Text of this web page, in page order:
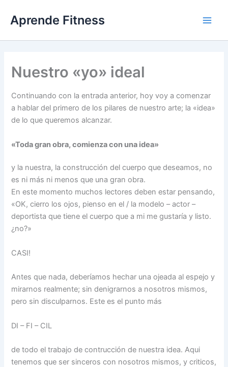
contenido
Aprende Fitness
Nuestro «yo» ideal
Continuando con la entrada anterior, hoy voy a comenzar
a hablar del primero de los pilares de nuestro arte; la «idea»
de lo que queremos alcanzar.
«Toda gran obra, comienza con una idea»
y la nuestra, la construcción del cuerpo que deseamos, no
es ni más ni menos que una gran obra.
En este momento muchos lectores deben estar pensando,
«OK, cierro los ojos, pienso en el / la modelo – actor –
deportista que tiene el cuerpo que a mi me gustaría y listo.
¿no?»
CASI!
Antes que nada, deberíamos hechar una ojeada al espejo y
mirarnos realmente; sin denigrarnos a nosotros mismos,
pero sin disculparnos. Este es el punto más
DI – FI – CIL
de todo el trabajo de contrucción de nuestra idea. Aqui
tenemos que ser sinceros con nosotros mismos, y criticos,